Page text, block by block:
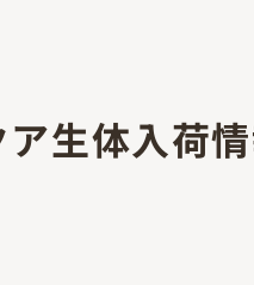
ア生体入荷